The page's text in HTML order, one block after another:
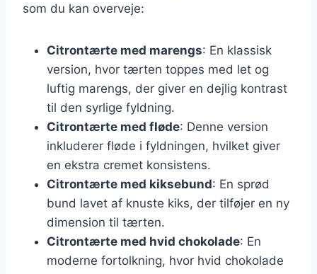
som du kan overveje:
Citrontærte med marengs: En klassisk
version, hvor tærten toppes med let og
luftig marengs, der giver en dejlig kontrast
til den syrlige fyldning.
Citrontærte med fløde: Denne version
inkluderer fløde i fyldningen, hvilket giver
en ekstra cremet konsistens.
Citrontærte med kiksebund: En sprød
bund lavet af knuste kiks, der tilføjer en ny
dimension til tærten.
Citrontærte med hvid chokolade: En
moderne fortolkning, hvor hvid chokolade